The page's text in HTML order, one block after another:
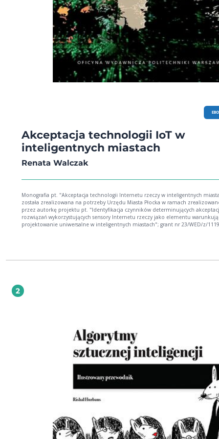
Akceptacja technologii IoT w
inteligentnych miastach
Renata Walczak
Monografia pt. "Akceptacja technologii Internetu rzeczy w inteligentnych
została zrealizowana na potrzeby Urzędu Miasta Płocka w ramach
przez autorkę projektu pt. "Identyfikacja czynników determinujących
rozwiązań wykorzystujących sensory Internetu rzeczy jako elementu
projektowanie uniwersalne w inteligentnych miastach"; grant nr 23/WED/z/
zachowaniach mieszkańców mogą być przydatne dla lepszego
miasta, władze Płocka zdecydowały o przeprowadzeniu badań społecznych
pozwalających na ocenę obaw i zastrzeżeń mieszkańców. Celem badań
miastach, przy założeniu anonimowego przetwarzania danych w trybie Edge
Computing. Zakres pracy obejmował analizę przedmiotowej literatury,
przeprowadzenie badań ankietowych, budowę i analizę modelu
przedstawienie zaleceń dla władz miasta. W roku 2021 przeprowadzono
ankietowe wśród mieszkańców Płocka. W badaniach wzięło udział 150
Struktura respondentów była zgodna ze strukturą populacji Płocka ze względu
wiek i płeć. Ankietę przeprowadziła specjalistyczna firma realizująca badania
społeczne. Analiza danych ankietowych obejmowała statystyki opisowe,
analizę czynnikową, konfirmacyjną analizę czynnikową oraz budowę i analizę
modelu strukturalnego. Wyniki analizy danych ankietowych wskazują, że
społeczeństwo rozumie potrzeby osób z niepełnosprawnościami oraz popiera
dostosowanie przestrzeni miejskiej dla wszystkich mieszkańców. Respondenci
rozumieją, że dane pochodzące z urządzeń IoT (ang. Internet of Things,
rzeczy) mogą być wykorzystane do celów projektowania uniwersalnego, i to
Mimo zapewnienia, że dane zbierane są w trybie anonimowym, respondenci
obawiają się o bezpieczeństwo swoje i danych. W modelu strukturalnym
2